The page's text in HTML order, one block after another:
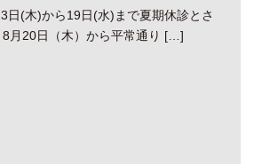
日(木)から19日(水)まで夏期休診とさ
月20日（木）から平常通り […]